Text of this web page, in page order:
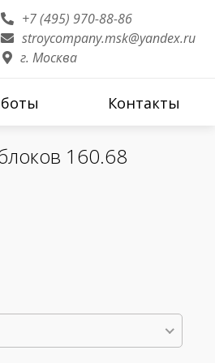
+7 (495) 970-88-86
stroycompany.msk@yandex.ru
г. Москва
Контакты
160.68